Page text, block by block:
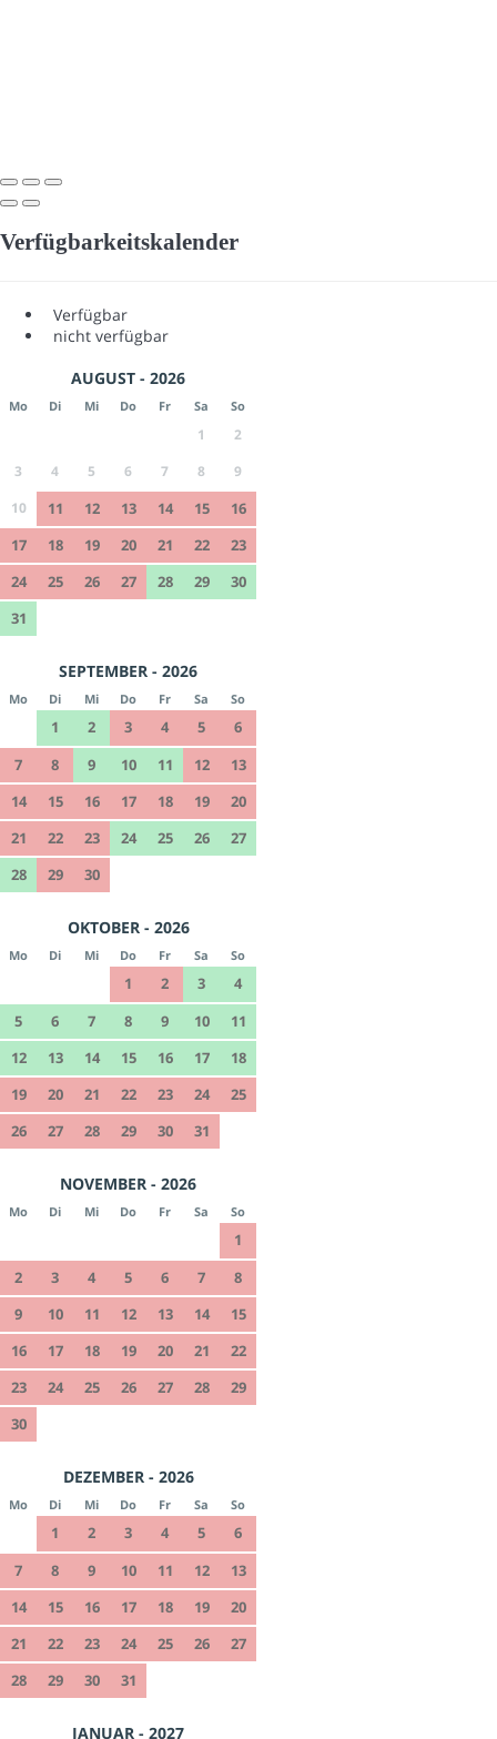
Verfügbarkeitskalender
Verfügbar
nicht verfügbar
AUGUST - 2026
Mo Di Mi Do Fr Sa So
1
2
3
4 5 6 7 8
9
10
11 12 13 14 15
16
17
18 19 20 21 22
23
24
25 26 27 28 29
30
31
SEPTEMBER - 2026
Mo Di Mi Do Fr Sa So
1 2 3 4 5
6
7
8 9 10 11 12
13
14
15 16 17 18 19
20
21
22 23 24 25 26
27
28
29 30
OKTOBER - 2026
Mo Di Mi Do Fr Sa So
1 2 3
4
5
6 7 8 9 10
11
12
13 14 15 16 17
18
19
20 21 22 23 24
25
26
27 28 29 30 31
NOVEMBER - 2026
Mo Di Mi Do Fr Sa So
1
2
3 4 5 6 7
8
9
10 11 12 13 14
15
16
17 18 19 20 21
22
23
24 25 26 27 28
29
30
DEZEMBER - 2026
Mo Di Mi Do Fr Sa So
1 2 3 4 5
6
7
8 9 10 11 12
13
14
15 16 17 18 19
20
21
22 23 24 25 26
27
28
29 30 31
JANUAR - 2027